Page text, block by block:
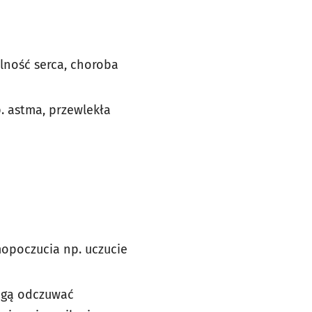
serca, choroba
przewlekła
np. uczucie
odczuwać